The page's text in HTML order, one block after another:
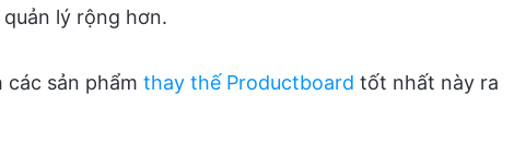
lý rộng hơn.
các sản phẩm thay thế Productboard tốt nhất này ra